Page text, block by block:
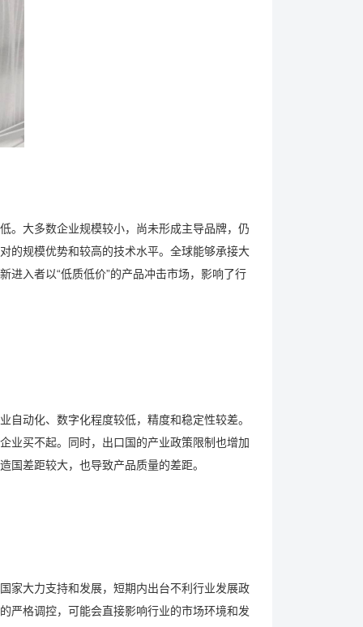
。大多数企业规模较小，尚未形成主导品牌，仍
的规模优势和较高的技术水平。全球能够承接大
进入者以“低质低价”的产品冲击市场，影响了行
自动化、数字化程度较低，精度和稳定性较差。
业买不起。同时，出口国的产业政策限制也增加
国差距较大，也导致产品质量的差距。
家大力支持和发展，短期内出台不利行业发展政
严格调控，可能会直接影响行业的市场环境和发